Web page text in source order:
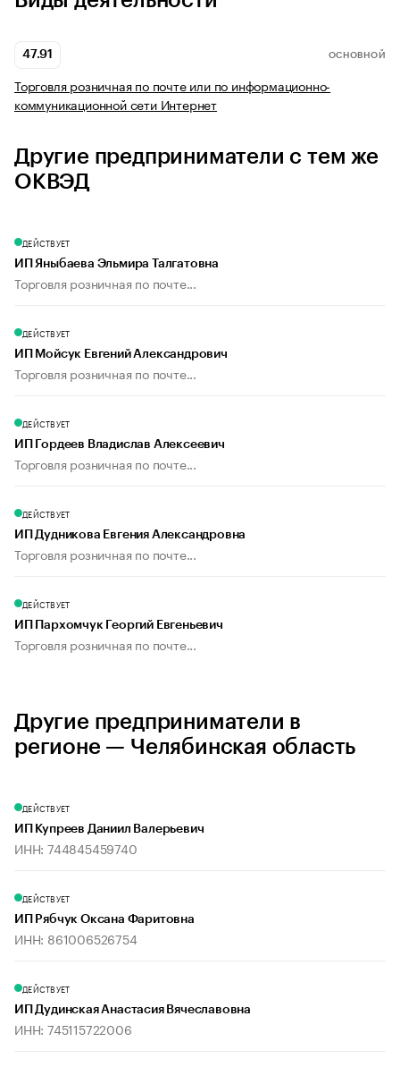
47.91 ОСНОВНОЙ
Торговля розничная по почте или по информационно-
коммуникационной сети Интернет
Другие предприниматели с тем же
ОКВЭД
ДЕЙСТВУЕТ
ИП Яныбаева Эльмира Талгатовна
Торговля розничная по почте...
ДЕЙСТВУЕТ
ИП Мойсук Евгений Александрович
Торговля розничная по почте...
ДЕЙСТВУЕТ
ИП Гордеев Владислав Алексеевич
Торговля розничная по почте...
ДЕЙСТВУЕТ
ИП Дудникова Евгения Александровна
Торговля розничная по почте...
ДЕЙСТВУЕТ
ИП Пархомчук Георгий Евгеньевич
Торговля розничная по почте...
Другие предприниматели в
регионе — Челябинская область
ДЕЙСТВУЕТ
ИП Купреев Даниил Валерьевич
ИНН: 744845459740
ДЕЙСТВУЕТ
ИП Рябчук Оксана Фаритовна
ИНН: 861006526754
ДЕЙСТВУЕТ
ИП Дудинская Анастасия Вячеславовна
ИНН: 745115722006